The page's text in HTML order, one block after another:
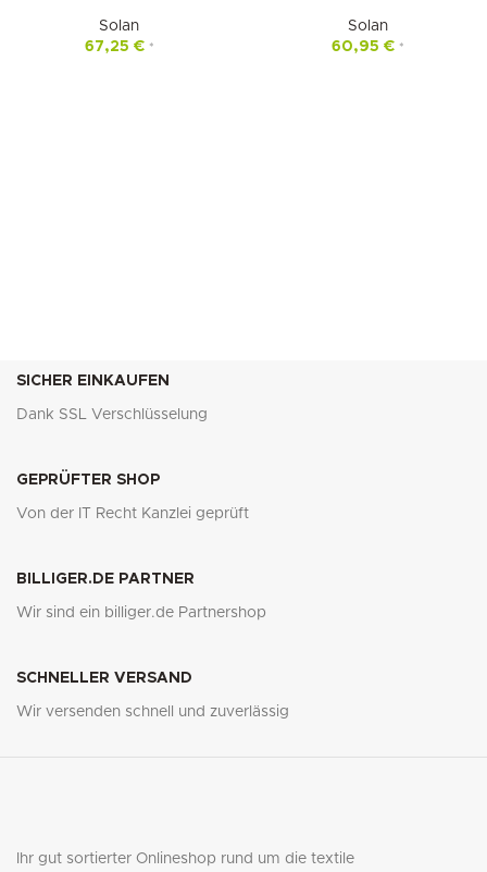
Solan
67,25 € *
Solan
60,95 € *
SICHER EINKAUFEN
Dank SSL Verschlüsselung
GEPRÜFTER SHOP
Von der IT Recht Kanzlei geprüft
BILLIGER.DE PARTNER
Wir sind ein billiger.de Partnershop
SCHNELLER VERSAND
Wir versenden schnell und zuverlässig
Ihr gut sortierter Onlineshop rund um die textile